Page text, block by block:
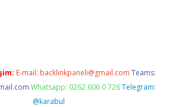
E-mail: backlinkpaneli@gmail.com Teams:
Whatsapp: 0262 606 0 726 Telegram:
@karabul